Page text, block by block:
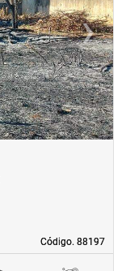
›Next
Código. 88197
Código. 88197